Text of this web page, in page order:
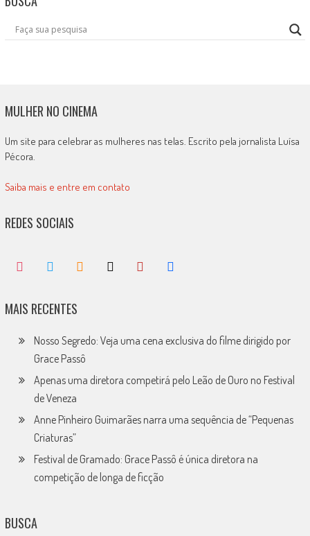
MULHER NO CINEMA
Um site para celebrar as mulheres nas telas. Escrito pela jornalista Luísa
Pécora.
Saiba mais e entre em contato
REDES SOCIAIS
MAIS RECENTES
Nosso Segredo: Veja uma cena exclusiva do filme dirigido por
Grace Passô
Apenas uma diretora competirá pelo Leão de Ouro no Festival
de Veneza
Anne Pinheiro Guimarães narra uma sequência de “Pequenas
Criaturas”
Festival de Gramado: Grace Passô é única diretora na
competição de longa de ficção
BUSCA